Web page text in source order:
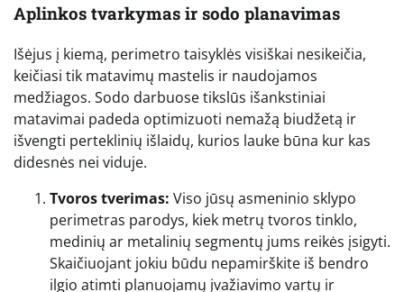
Aplinkos tvarkymas ir sodo planavimas
Išėjus į kiemą, perimetro taisyklės visiškai nesikeičia,
keičiasi tik matavimų mastelis ir naudojamos
medžiagos. Sodo darbuose tikslūs išankstiniai
matavimai padeda optimizuoti nemažą biudžetą ir
išvengti perteklinių išlaidų, kurios lauke būna kur kas
didesnės nei viduje.
Tvoros tverimas: Viso jūsų asmeninio sklypo
perimetras parodys, kiek metrų tvoros tinklo,
medinių ar metalinių segmentų jums reikės įsigyti.
Skaičiuojant jokiu būdu nepamirškite iš bendro
ilgio atimti planuojamų įvažiavimo vartų ir